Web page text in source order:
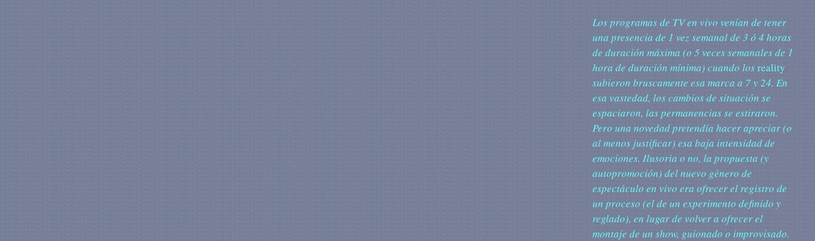
Los programas de TV en vivo venían de tener
una presencia de 1 vez semanal de 3 ó 4 horas
de duración máxima (o 5 veces semanales de 1
hora de duración mínima) cuando los reality
subieron bruscamente esa marca a 7 y 24. En
esa vastedad, los cambios de situación se
espaciaron, las permanencias se estiraron.
Pero una novedad pretendía hacer apreciar (o
al menos justificar) esa baja intensidad de
emociones. Ilusoria o no, la propuesta (y
autopromoción) del nuevo género de
espectáculo en vivo era ofrecer el registro de
un proceso (el de un experimento definido y
reglado), en lugar de volver a ofrecer el
montaje de un show, guionado o improvisado.